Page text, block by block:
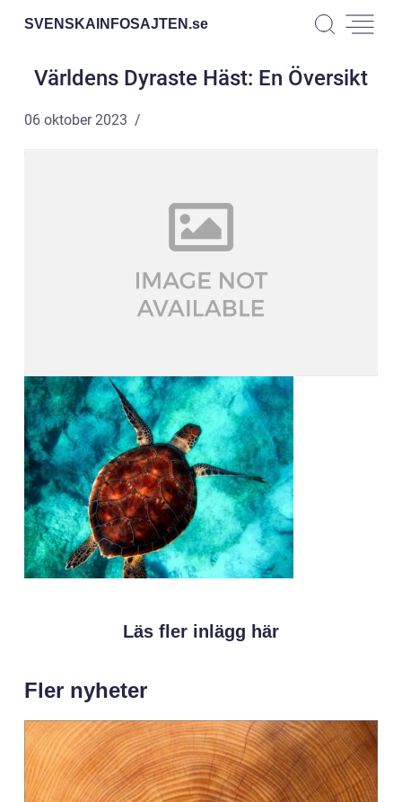
SVENSKAINFOSAJTEN.se
Världens Dyraste Häst: En Översikt
06 oktober 2023
Läs fler inlägg här
Fler nyheter